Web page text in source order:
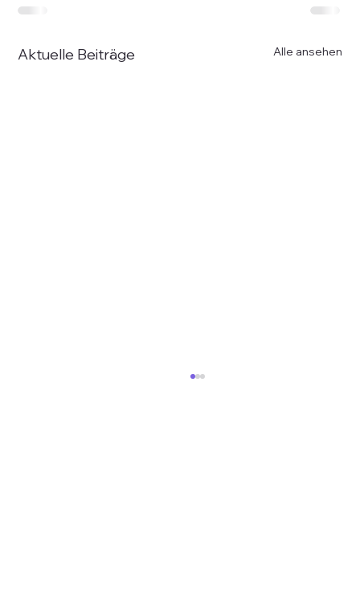
Aktuelle Beiträge Alle ansehen